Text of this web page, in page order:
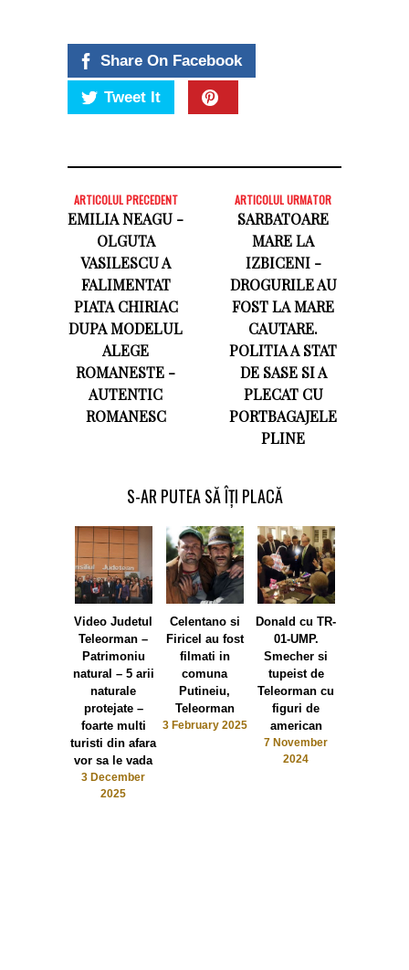
Share On Facebook
Tweet It
ARTICOLUL PRECEDENT
EMILIA NEAGU -
OLGUTA
VASILESCU A
FALIMENTAT
PIATA CHIRIAC
DUPA MODELUL
ALEGE
ROMANESTE -
AUTENTIC
ROMANESC
ARTICOLUL URMATOR
SARBATOARE
MARE LA
IZBICENI -
DROGURILE AU
FOST LA MARE
CAUTARE.
POLITIA A STAT
DE SASE SI A
PLECAT CU
PORTBAGAJELE
PLINE
S-AR PUTEA SĂ ÎȚI PLACĂ
Video Judetul
Teleorman –
Patrimoniu
natural – 5 arii
naturale
protejate –
foarte multi
turisti din afara
vor sa le vada
3 December
2025
Celentano si
Firicel au fost
filmati in
comuna
Putineiu,
Teleorman
3 February 2025
Donald cu TR-
01-UMP.
Smecher si
tupeist de
Teleorman cu
figuri de
american
7 November
2024